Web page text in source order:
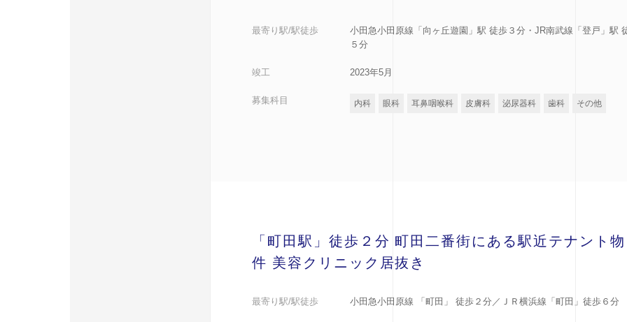
最寄り駅/駅徒歩
小田急小田原線「向ヶ丘遊園」駅 徒歩３分・JR南武線「登戸」駅
５分
竣工 2023年5月
募集科目 内科 眼科 耳鼻咽喉科 皮膚科 泌尿器科 歯科 その他
「町田駅」徒歩２分 町田二番街にある駅近テナント物
件 美容クリニック居抜き
最寄り駅/駅徒歩 小田急小田原線 「町田」 徒歩２分／ＪＲ横浜線「町田」徒歩６分